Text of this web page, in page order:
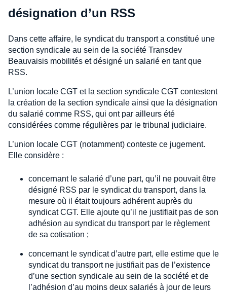
désignation d’un RSS
Dans cette affaire, le syndicat du transport a constitué une
section syndicale au sein de la société Transdev
Beauvaisis mobilités et désigné un salarié en tant que
RSS.
L’union locale CGT et la section syndicale CGT contestent
la création de la section syndicale ainsi que la désignation
du salarié comme RSS, qui ont par ailleurs été
considérées comme régulières par le tribunal judiciaire.
L’union locale CGT (notamment) conteste ce jugement.
Elle considère :
concernant le salarié d’une part, qu’il ne pouvait être
désigné RSS par le syndicat du transport, dans la
mesure où il était toujours adhérent auprès du
syndicat CGT. Elle ajoute qu’il ne justifiait pas de son
adhésion au syndicat du transport par le règlement
de sa cotisation ;
concernant le syndicat d’autre part, elle estime que le
syndicat du transport ne justifiait pas de l’existence
d’une section syndicale au sein de la société et de
l’adhésion d’au moins deux salariés à jour de leurs